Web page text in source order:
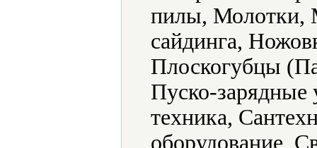
пилы, Молотки,
сайдинга,
Плоскогубцы
Пуско-зарядные
техника,
оборудование,